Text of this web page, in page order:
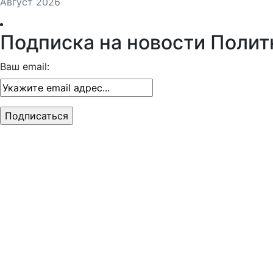
Подписка на новости
Ваш email: